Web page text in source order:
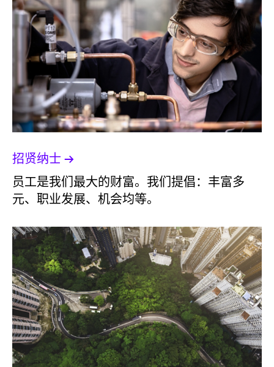
招贤纳士
员工是我们最大的财富。我们提倡：丰富多
元、职业发展、机会均等。